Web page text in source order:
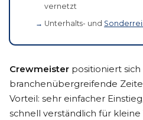
vernetzt
Unterhalts- und
Crewmeister positioniert sich
branchenübergreifende
Vorteil: sehr einfacher
schnell verständlich für kleine